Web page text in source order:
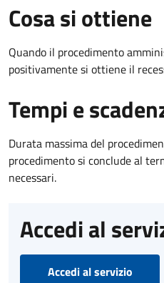
Cosa si ottiene
Quando il procedimento
positivamente si ottiene il
Tempi e
Durata massima del
procedimento si conclude al
necessari.
Accedi al
Accedi al servizio